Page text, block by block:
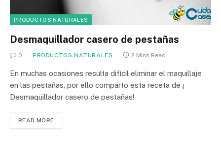
PRODUCTOS NATURALES
Desmaquillador casero de pestañas
0 PRODUCTOS NATURALES 2 Mins Read
En muchas ocasiones resulta difícil eliminar el maquillaje
en las pestañas, por ello comparto esta receta de ¡
Desmaquillador casero de pestañas!
READ MORE